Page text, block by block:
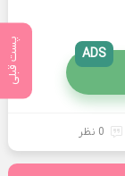
پست قبلی ADS
0 نظر